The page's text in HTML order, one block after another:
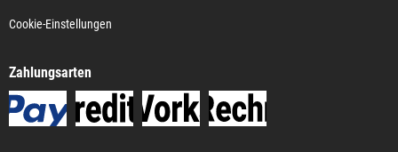
Cookie-Einstellungen
Zahlungsarten